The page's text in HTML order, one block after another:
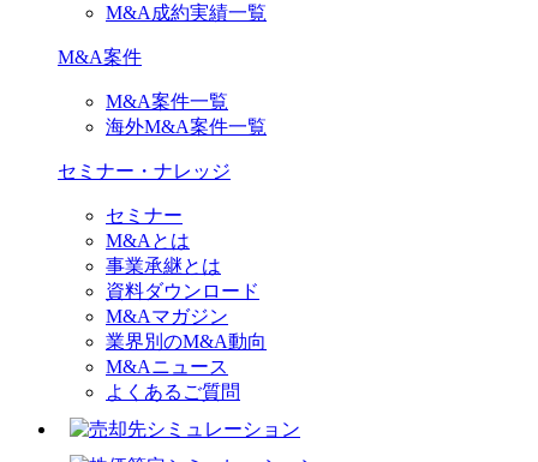
M&A成約実績一覧
M&A案件
M&A案件一覧
海外M&A案件一覧
セミナー・ナレッジ
セミナー
M&Aとは
事業承継とは
資料ダウンロード
M&Aマガジン
業界別のM&A動向
M&Aニュース
よくあるご質問